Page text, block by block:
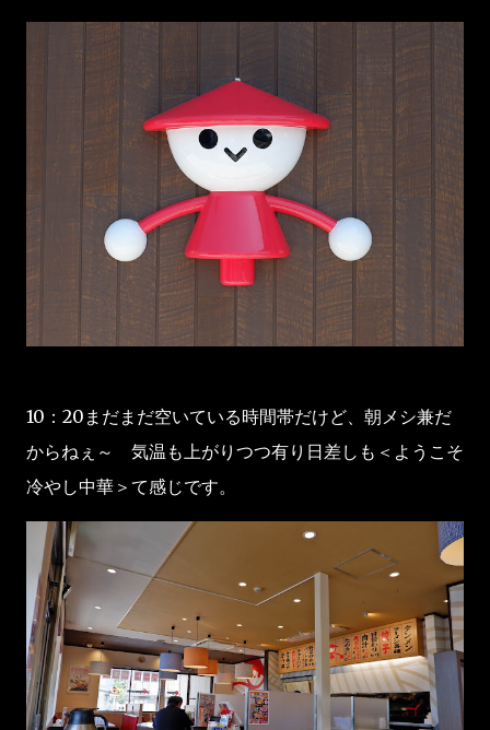
10：20まだまだ空いている時間帯だけど、朝メシ兼だ
からねぇ～ 気温も上がりつつ有り日差しも＜ようこそ
冷やし中華＞て感じです。